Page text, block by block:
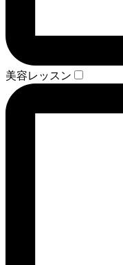
美容レッスン